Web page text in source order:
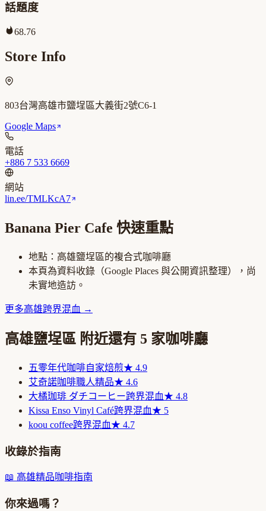
話題度
68.76
Store Info
803台灣高雄市鹽埕區大義街2號C6-1
Google Maps
電話
+886 7 533 6669
網站
lin.ee/TMLKcA7
Banana Pier Cafe 快速重點
地點： 高雄鹽埕區的複合式咖啡廳
本頁為資料收錄（Google Places 與公開資訊整理），尚
未實地造訪。
更多高雄跨界混血 →
高雄鹽埕區 附近還有 5 家咖啡廳
五零年代咖啡自家焙煎★ 4.9
艾奇諾咖啡職人精品★ 4.6
大橘珈琲 ダチコーヒー跨界混血★ 4.8
Kissa Enso Vinyl Café跨界混血★ 5
koou coffee跨界混血★ 4.7
收錄於指南
📖 高雄精品咖啡指南
你來過嗎？